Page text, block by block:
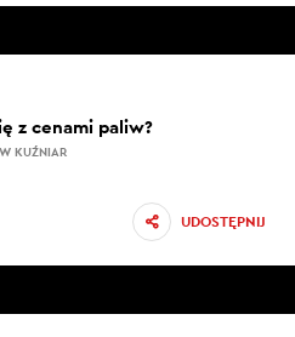
z cenami paliw?
KUŹNIAR
UDOSTĘPNIJ